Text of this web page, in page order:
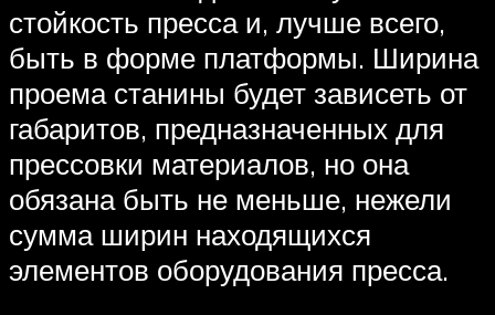
стойкость пресса и, лучше всего,
быть в форме платформы. Ширина
проема станины будет зависеть от
габаритов, предназначенных для
прессовки материалов, но она
обязана быть не меньше, нежели
сумма ширин находящихся
элементов оборудования пресса.